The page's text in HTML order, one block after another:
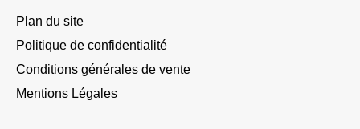
Plan du site
Politique de confidentialité
Conditions générales de vente
Mentions Légales